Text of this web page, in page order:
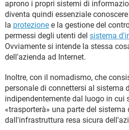
TIKTOK
HARDWARE
INSTAGRAM
TIKTOK
HARDWARE
INTRATTENIMENTO
iOS
INSTAGRAM
TIKTOK
aprono i propri sistemi di
diventa quindi essenziale
la protezione e la gestione del
permessi degli utenti del sistema
Ovviamente si intende la stessa
dell'azienda ad Internet.
Inoltre, con il nomadismo, che
personale di connettersi al sistema
indipendentemente dal luogo in cui
«trasporterà» una parte del
dall'infrastruttura resa sicura